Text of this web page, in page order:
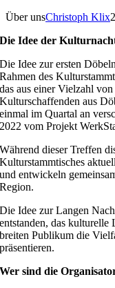
Über unsChristoph Klix
Die Idee der
Die Idee zur ersten
Rahmen des
das aus einer Vielzahl
Kulturschaffenden aus
einmal im Quartal an
2022 vom Projekt
Während dieser Treffen
Kulturstammtisches
und entwickeln
Region.
Die Idee zur Langen
entstanden, das
breiten Publikum die
präsentieren.
Wer sind die